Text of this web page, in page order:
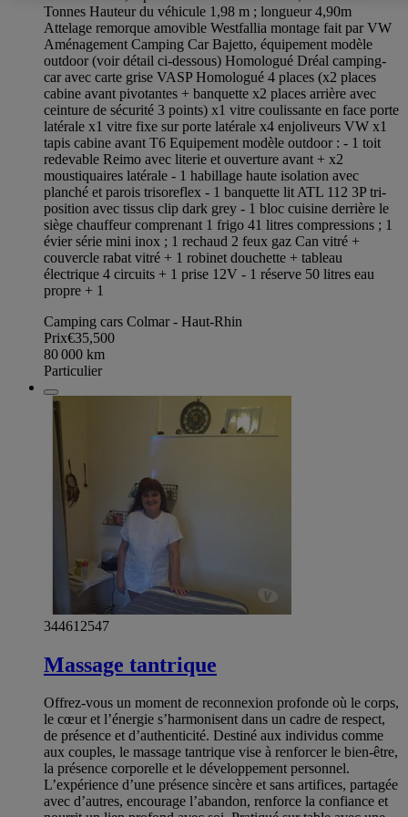
Tonnes Hauteur du véhicule 1,98 m ; longueur 4,90m
Attelage remorque amovible Westfallia montage fait par VW
Aménagement Camping Car Bajetto, équipement modèle
outdoor (voir détail ci-dessous) Homologué Dréal camping-
car avec carte grise VASP Homologué 4 places (x2 places
cabine avant pivotantes + banquette x2 places arrière avec
ceinture de sécurité 3 points) x1 vitre coulissante en face porte
latérale x1 vitre fixe sur porte latérale x4 enjoliveurs VW x1
tapis cabine avant T6 Equipement modèle outdoor : - 1 toit
redevable Reimo avec literie et ouverture avant + x2
moustiquaires latérale - 1 habillage haute isolation avec
planché et parois trisoreflex - 1 banquette lit ATL 112 3P tri-
position avec tissus clip dark grey - 1 bloc cuisine derrière le
siège chauffeur comprenant 1 frigo 41 litres compressions ; 1
évier série mini inox ; 1 rechaud 2 feux gaz Can vitré +
couvercle rabat vitré + 1 robinet douchette + tableau
électrique 4 circuits + 1 prise 12V - 1 réserve 50 litres eau
propre + 1
Camping cars Colmar - Haut-Rhin
Prix€35,500
80 000 km
Particulier
344612547
Massage tantrique
Offrez-vous un moment de reconnexion profonde où le corps,
le cœur et l’énergie s’harmonisent dans un cadre de respect,
de présence et d’authenticité. Destiné aux individus comme
aux couples, le massage tantrique vise à renforcer le bien-être,
la présence corporelle et le développement personnel.
L’expérience d’une présence sincère et sans artifices, partagée
avec d’autres, encourage l’abandon, renforce la confiance et